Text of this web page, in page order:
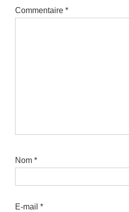
Commentaire *
Nom *
E-mail *